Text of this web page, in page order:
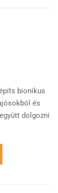
bionikus
és
dolgozni